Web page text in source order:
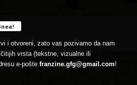
i otvoreni, zato vas pozivamo da nam
vrsta (tekstne, vizualne ili
e-pošte franzine.gfg@gmail.com!